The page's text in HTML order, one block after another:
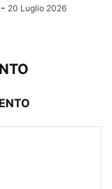
- 20 Luglio 2026